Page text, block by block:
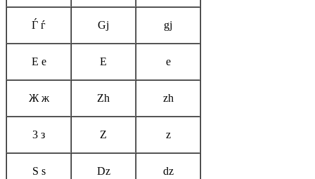
Ѓ ѓ Gj gj
Е е Е е
Ж ж Zh zh
3 з Z z
Ѕ ѕ Dz dz